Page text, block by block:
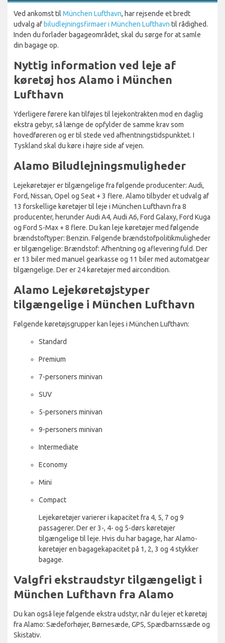
Ved ankomst til München Lufthavn, har rejsende et bredt
udvalg afbiludlejningsfirmaer i München Lufthavn til rådighed.
Inden du forlader bagageområdet, skal du sørge for at samle
din bagage op.
Nyttig information ved leje af
køretøj hos Alamo i München
Lufthavn
Yderligere førere kan tilføjes til lejekontrakten mod en daglig
ekstra gebyr, så længe de opfylder de samme krav som
hovedføreren og er til stede ved afhentningstidspunktet. I
Tyskland skal du køre i højre side af vejen.
Alamo Biludlejningsmuligheder
Lejekøretøjer er tilgængelige fra følgende producenter: Audi,
Ford, Nissan, Opel og Seat + 3 flere. Alamo tilbyder et udvalg af
13 forskellige køretøjer til leje i München Lufthavn fra 8
producenter, herunder Audi A4, Audi A6, Ford Galaxy, Ford Kuga
og Ford S-Max + 8 flere. Du kan leje køretøjer med følgende
brændstoftyper: Benzin. Følgende brændstofpolitikmuligheder
er tilgængelige: Brændstof: Afhentning og aflevering fuld. Der
er 13 biler med manuel gearkasse og 11 biler med automatgear
tilgængelige. Der er 24 køretøjer med aircondition.
Alamo Lejekøretøjstyper
tilgængelige i München Lufthavn
Følgende køretøjsgrupper kan lejes i München Lufthavn:
Standard
Premium
7-personers minivan
SUV
5-personers minivan
9-personers minivan
Intermediate
Economy
Mini
Compact
Lejekøretøjer varierer i kapacitet fra 4, 5, 7 og 9
passagerer. Der er 3-, 4- og 5-dørs køretøjer
tilgængelige til leje. Hvis du har bagage, har Alamo-
køretøjer en bagagekapacitet på 1, 2, 3 og 4 stykker
bagage.
Valgfri ekstraudstyr tilgængeligt i
München Lufthavn fra Alamo
Du kan også leje følgende ekstra udstyr, når du lejer et køretøj
fra Alamo: Sædeforhøjer, Børnesæde, GPS, Spædbarnssæde og
Skistativ.